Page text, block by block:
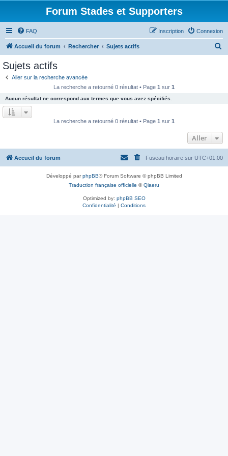
Forum Stades et Supporters
FAQ Connexion
Inscription
Accueil du forum Rechercher Sujets actifs
e
r
Sujets actifs
Aller sur la recherche avancée
La recherche a retourné 0 résultat • Page 1 sur 1
Aucun résultat ne correspond aux termes que vous avez spécifiés.
La recherche a retourné 0 résultat • Page 1 sur 1
Aller
Accueil du forum Fuseau horaire sur UTC+01:00
Développé parphpBB® Forum Software © phpBB Limited
Traduction française officielle ©Qiaeru
Optimized by: phpBB SEO
Confidentialité | Conditions